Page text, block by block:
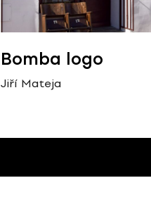
Bomba logo
Jiří Mateja